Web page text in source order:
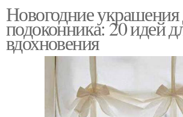
Новогодние украшения
подоконника: 20 идей
вдохновения